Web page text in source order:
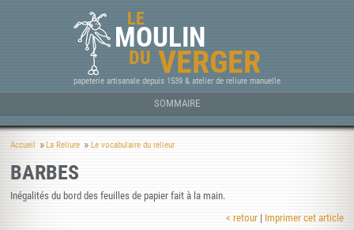
LE
MOULIN
DU VERGER
papeterie artisanale depuis 1539 & atelier de reliure manuelle
SOMMAIRE
Accueil La Reliure Le vocabulaire du relieur
BARBES
Inégalités du bord des feuilles de papier fait à la main.
< retour | Imprimer cet article